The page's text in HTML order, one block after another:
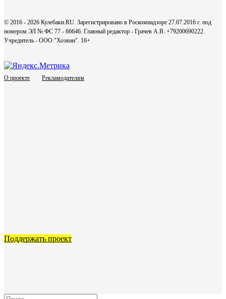
© 2016 - 2026 Кулебаки.RU. Зарегистрировано в Роскомнадзоре 27.07.2016 г. под
номером ЭЛ № ФС 77 - 66646. Главный редактор - Грачев А.В. +79200690222.
Учредитель - ООО "Хозяин". 16+
О проекте Рекламодателям
Поддержать проект